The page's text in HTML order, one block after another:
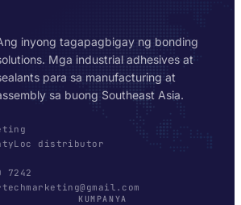
inyong tagapagbigay ng bonding
Mga industrial adhesives at
para sa manufacturing at
sa buong Southeast Asia.
distributor
7242
KUMPANYA